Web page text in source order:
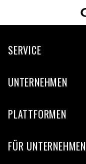
SERVICE
UNTERNEHMEN
PLATTFORMEN
FÜR UNTERNEHMEN